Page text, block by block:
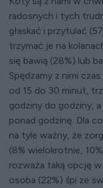
radosnych i tych
głaskać i przytulać
trzymać je na
się bawią (28%) lub
Spędzamy z nimi
od 15 do 30 minut,
godziny do godziny,
ponad godzinę. Dla
na tyle ważny, że
(8% wielokrotnie,
rozważa taką opcję
osoba (22%) śpi ze